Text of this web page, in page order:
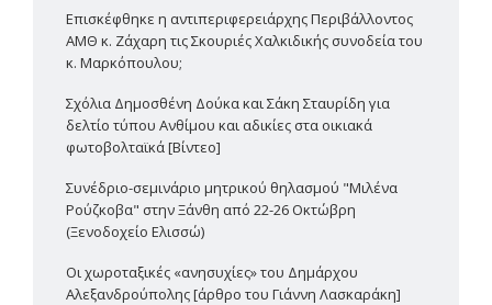
Επισκέφθηκε η αντιπεριφερειάρχης Περιβάλλοντος
ΑΜΘ κ. Ζάχαρη τις Σκουριές Χαλκιδικής συνοδεία του
κ. Μαρκόπουλου;
Σχόλια Δημοσθένη Δούκα και Σάκη Σταυρίδη για
δελτίο τύπου Ανθίμου και αδικίες στα οικιακά
φωτοβολταϊκά [Βίντεο]
Συνέδριο-σεμινάριο μητρικού θηλασμού "Μιλένα
Ρούζκοβα" στην Ξάνθη από 22-26 Οκτώβρη
(Ξενοδοχείο Ελισσώ)
Οι χωροταξικές «ανησυχίες» του Δημάρχου
Αλεξανδρούπολης [άρθρο του Γιάννη Λασκαράκη]